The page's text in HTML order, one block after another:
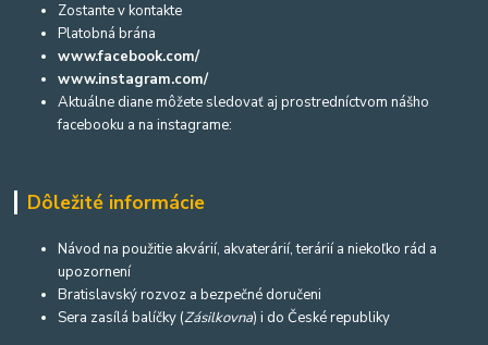
Zostante v kontakte
Platobná brána
www.facebook.com/
www.instagram.com/
Aktuálne diane môžete sledovať aj prostredníctvom nášho
facebooku a na instagrame:
Dôležité informácie
Návod na použitie akvárií, akvaterárií, terárií a niekoľko rád a
upozornení
Bratislavský rozvoz a bezpečné doručeni
Sera zasílá balíčky (Zásilkovna) i do České republiky